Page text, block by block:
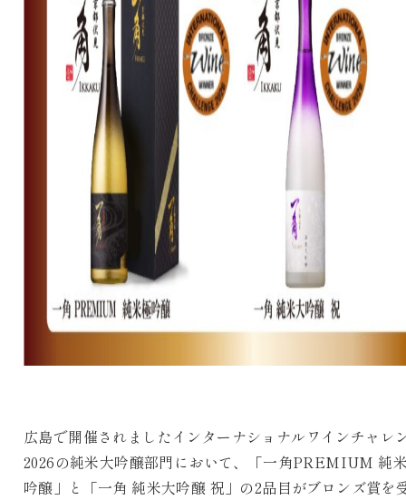
広島で開催されましたインターナショナルワインチャレ
2026の純米大吟醸部門において、「一角PREMIUM 純
吟醸」と「一角 純米大吟醸 祝」の2品目がブロンズ賞を